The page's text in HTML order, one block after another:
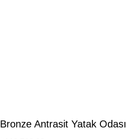
Bronze Antrasit Yatak Odası